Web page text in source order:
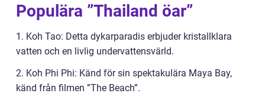
Populära ”Thailand öar”
1. Koh Tao: Detta dykarparadis erbjuder kristallklara
vatten och en livlig undervattensvärld.
2. Koh Phi Phi: Känd för sin spektakulära Maya Bay,
känd från filmen ”The Beach”.